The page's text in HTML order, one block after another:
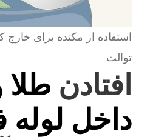
استفاده از مکنده برای خارج
توالت
افتادن طلا
داخل لوله